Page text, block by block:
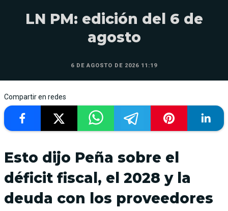
LN PM: edición del 6 de
agosto
6 DE AGOSTO DE 2026 11:19
Compartir en redes
Esto dijo Peña sobre el
déficit fiscal, el 2028 y la
deuda con los proveedores